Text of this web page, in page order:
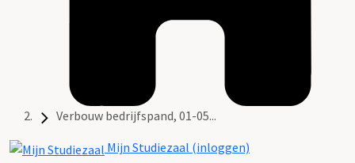
Verbouw bedrijfspand, 01-05...
Mijn Studiezaal (inloggen)